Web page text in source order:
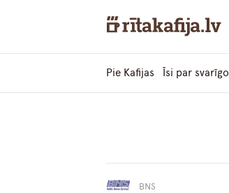
Pie Kafijas Īsi par svarīgo
BNS